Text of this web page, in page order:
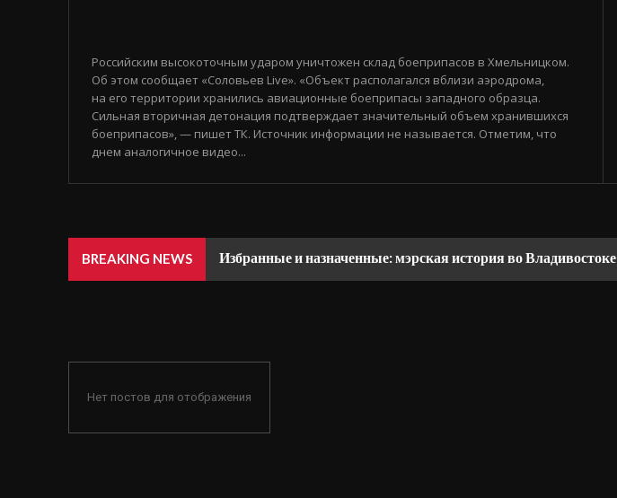
Российским высокоточным ударом уничтожен склад боеприпасов в Хмельницком.
Об этом сообщает «Соловьев Live». «Объект располагался вблизи аэродрома,
на его территории хранились авиационные боеприпасы западного образца.
Сильная вторичная детонация подтверждает значительный объем хранившихся
боеприпасов», — пишет ТК. Источник информации не называется. Отметим, что
днем аналогичное видео...
BREAKING NEWS Избранные и назначенные: мэрская история во Владивостоке
Нет постов для отображения